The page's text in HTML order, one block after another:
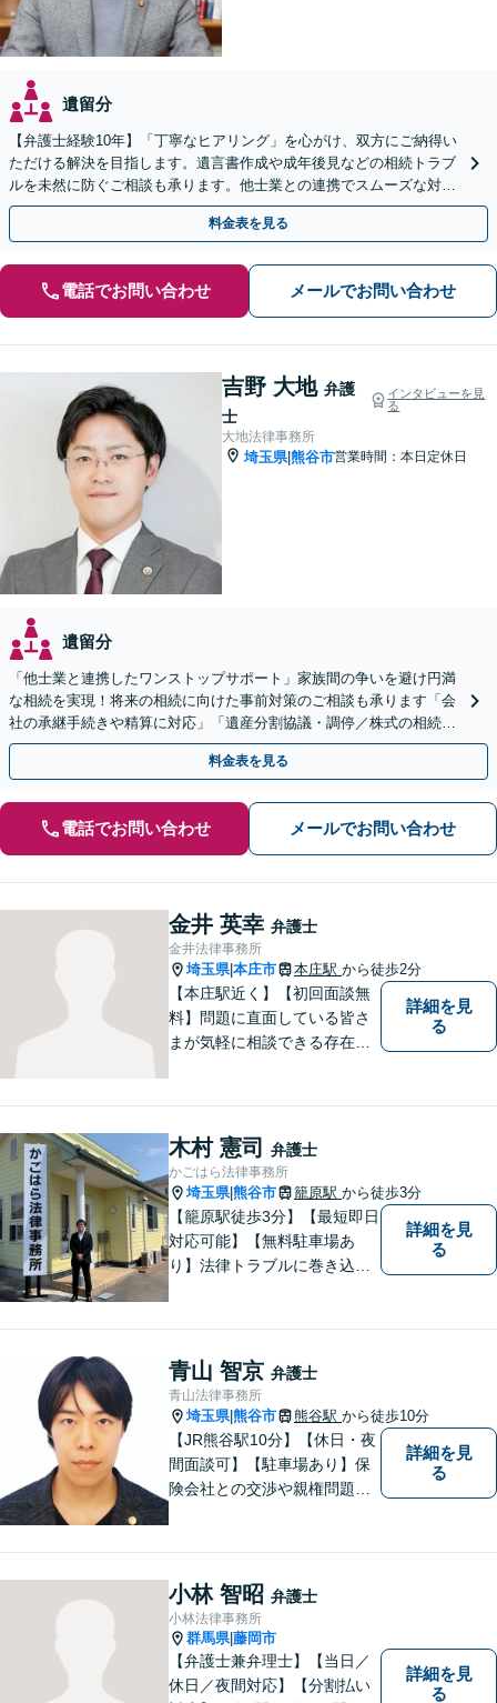
遺留分
【弁護士経験10年】「丁寧なヒアリング」を心がけ、双方にご納得い
ただける解決を目指します。遺言書作成や成年後見などの相続トラブ
ルを未然に防ぐご相談も承ります。他士業との連携でスムーズな対処
が可能です
料金表を見る
電話でお問い合わせ メールでお問い合わせ
吉野 大地 弁護
士
インタビューを見
る
大地法律事務所
埼玉県|熊谷市営業時間：本日定休日
遺留分
「他士業と連携したワンストップサポート」家族間の争いを避け円満
な相続を実現！将来の相続に向けた事前対策のご相談も承ります「会
社の承継手続きや精算に対応」「遺産分割協議・調停／株式の相続／
使い込み／成年後見／遺言書作成など」
料金表を見る
電話でお問い合わせ メールでお問い合わせ
金井 英幸 弁護士
金井法律事務所
埼玉県|本庄市 本庄駅 から徒歩2分
【本庄駅近く】【初回面談無
料】問題に直面している皆さ
まが気軽に相談できる存在に
／休日対応可能】公平・公正
な立場から、事件の見通しを
正確に伝えます。お気軽にご
相談ください。
詳細を見
る
木村 憲司 弁護士
かごはら法律事務所
埼玉県|熊谷市 籠原駅 から徒歩3分
【籠原駅徒歩3分】【最短即日
対応可能】【無料駐車場あ
り】法律トラブルに巻き込ま
解決の鍵です。お困りごとが
ございましたら、お気軽にご
相談ください。
詳細を見
る
青山 智京 弁護士
青山法律事務所
埼玉県|熊谷市 熊谷駅 から徒歩10分
【JR熊谷駅10分】【休日・夜
間面談可】【駐車場あり】保
険会社との交渉や親権問題、
が高い」と感じる方も、まず
はお気持ちをお聞かせくださ
い。
詳細を見
る
小林 智昭 弁護士
小林法律事務所
群馬県|藤岡市
【弁護士兼弁理士】【当日／
休日／夜間対応】【分割払い
詳細を見
る